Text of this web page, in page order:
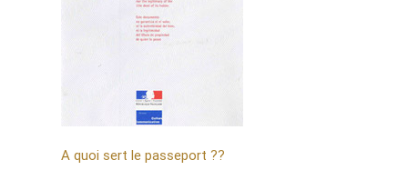
A quoi sert le passeport ??